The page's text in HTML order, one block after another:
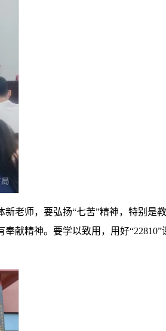
老师，要弘扬“七苦”精神，特别是
献精神。要学以致用，用好“22810”